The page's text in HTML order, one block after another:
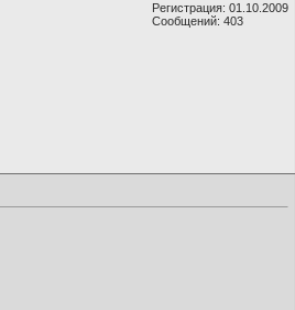
Регистрация: 01.10.2009
Сообщений: 403